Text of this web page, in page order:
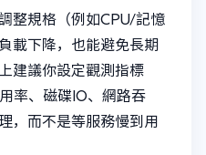
整規格（例如CPU/記憶
載下降，也能避免長期
建議你設定觀測指標
率、磁碟IO、網路吞
，而不是等服務慢到用